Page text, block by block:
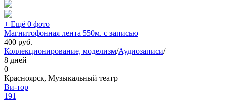
+ Ещё 0 фото
Магнитофонная лента 550м. с записью
400 руб.
Коллекционирование, моделизм/Аудиозаписи/
8 дней
0
Красноярск, Музыкальный театр
Ви-тор
191